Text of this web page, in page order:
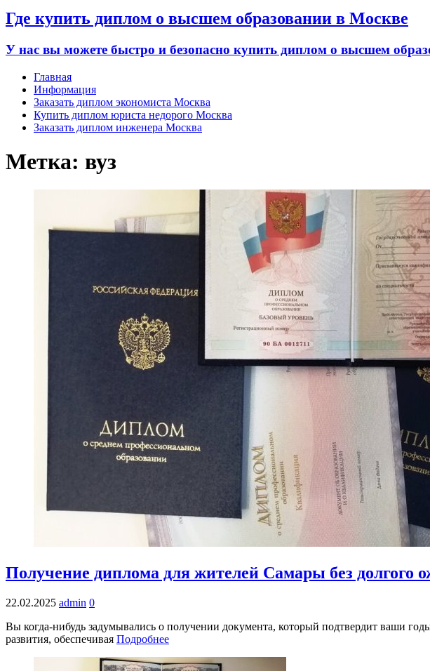
Где купить диплом о высшем образовании в Москве
У нас вы можете быстро и безопасно купить диплом о высшем
Главная
Информация
Заказать диплом экономиста Москва
Купить диплом юриста недорого Москва
Заказать диплом инженера Москва
Метка: вуз
Получение диплома для жителей Самары без долгого
22.02.2025 admin 0
Вы когда-нибудь задумывались о получении документа, который подтвердит ваши
развития, обеспечивая Подробнее